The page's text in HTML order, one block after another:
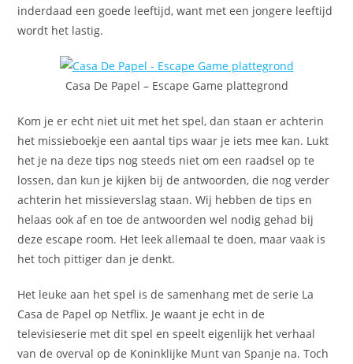
inderdaad een goede leeftijd, want met een jongere leeftijd
wordt het lastig.
Casa De Papel – Escape Game plattegrond
Kom je er echt niet uit met het spel, dan staan er achterin
het missieboekje een aantal tips waar je iets mee kan. Lukt
het je na deze tips nog steeds niet om een raadsel op te
lossen, dan kun je kijken bij de antwoorden, die nog verder
achterin het missieverslag staan. Wij hebben de tips en
helaas ook af en toe de antwoorden wel nodig gehad bij
deze escape room. Het leek allemaal te doen, maar vaak is
het toch pittiger dan je denkt.
Het leuke aan het spel is de samenhang met de serie La
Casa de Papel op Netflix. Je waant je echt in de
televisieserie met dit spel en speelt eigenlijk het verhaal
van de overval op de Koninklijke Munt van Spanje na. Toch